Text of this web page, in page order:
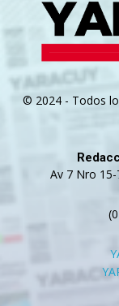
© 2024 - Todos
Av 7 Nro 15-